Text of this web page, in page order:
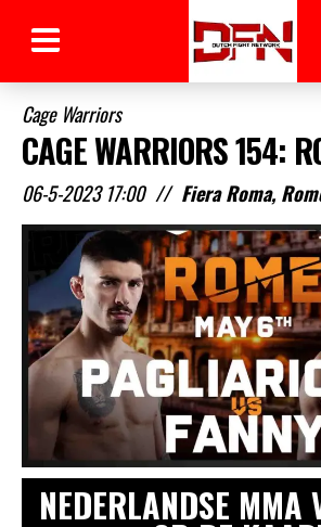
Cage Warriors
CAGE WARRIORS 154:
06-5-2023 17:00 // Fiera Roma,
NEDERLANDSE MMA